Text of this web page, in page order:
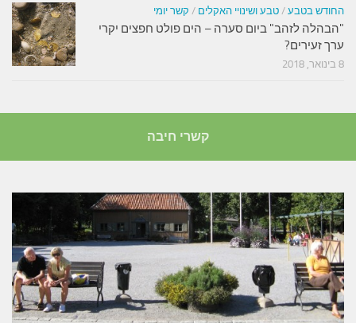
החודש בטבע / טבע ושינויי האקלים / קשר יומי
"הבהלה לזהב" ביום סערה – הים פולט חפצים יקרי
ערך זעירים?
8 בינואר, 2018
קשרי חיבה